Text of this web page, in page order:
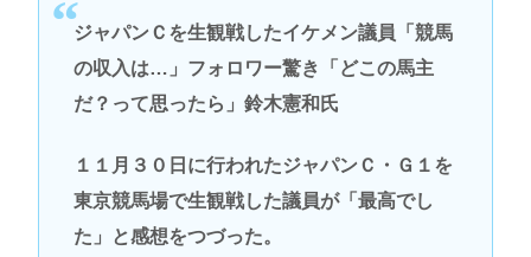
ジャパンＣを生観戦したイケメン議員「競馬
の収入は…」フォロワー驚き「どこの馬主
だ？って思ったら」鈴木憲和氏
１１月３０日に行われたジャパンＣ・Ｇ１を
東京競馬場で生観戦した議員が「最高でし
た」と感想をつづった。